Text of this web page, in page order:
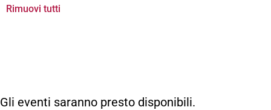
Rimuovi tutti
Gli eventi saranno presto disponibili.